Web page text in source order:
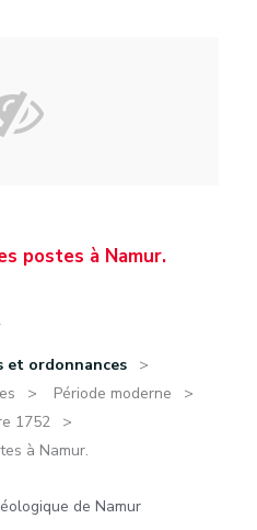
postes à Namur.
et ordonnances
Période moderne
1752
à Namur.
de Namur